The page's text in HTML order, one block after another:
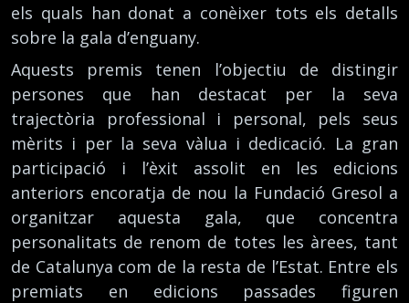
els quals han donat a conèixer tots els detalls
sobre la gala d’enguany.
Aquests premis tenen l’objectiu de distingir
persones que han destacat per la seva
trajectòria professional i personal, pels seus
mèrits i per la seva vàlua i dedicació. La gran
participació i l’èxit assolit en les edicions
anteriors encoratja de nou la Fundació Gresol a
organitzar aquesta gala, que concentra
personalitats de renom de totes les àrees, tant
de Catalunya com de la resta de l’Estat. Entre els
premiats en edicions passades figuren